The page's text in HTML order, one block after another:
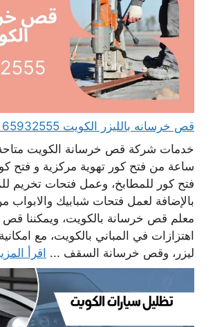
قص خرسانه بالليزر الكويت 65932555 فتح كور تكييف
ساعة من فتح كور تهوية مركزية و فتح
فتح كور للمطابخ، وعمل فتحات تخريم
بالإضافة لعمل فتحات شبابيك
معلم قص خرسانة بالكويت، ويمكننا
اهتزازات في المباني بالكويت، مع
ليزر، وقص خرسانة السقف ... اقرأ